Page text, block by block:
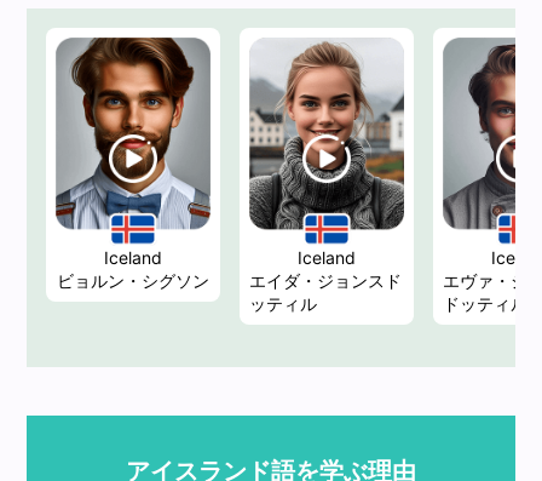
Iceland
ビョルン・シグソン
Iceland
エイダ・ジョンスド
ッティル
エヴァ・ジ
ドッティル
アイスランド語を学ぶ理由